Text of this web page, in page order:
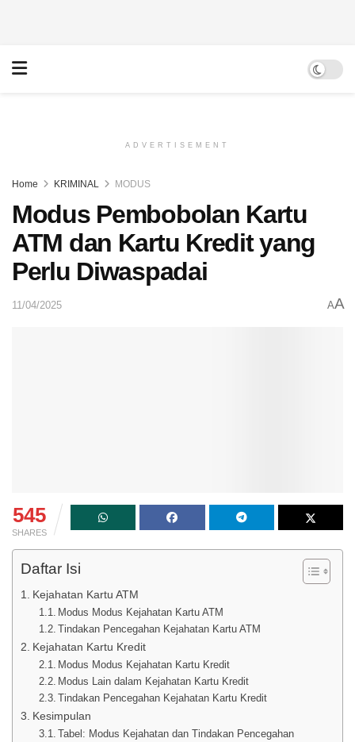
ADVERTISEMENT
Home KRIMINAL MODUS
Modus Pembobolan Kartu
ATM dan Kartu Kredit yang
Perlu Diwaspadai
11/04/2025 AA
545
SHARES
Daftar Isi
Kejahatan Kartu ATM
Modus Modus Kejahatan Kartu ATM
Tindakan Pencegahan Kejahatan Kartu ATM
Kejahatan Kartu Kredit
Modus Modus Kejahatan Kartu Kredit
Modus Lain dalam Kejahatan Kartu Kredit
Tindakan Pencegahan Kejahatan Kartu Kredit
Kesimpulan
Tabel: Modus Kejahatan dan Tindakan Pencegahan